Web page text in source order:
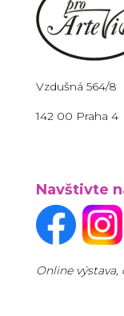
Vzdušná 564/8
142 00 Praha 4
Navštivte
Online výstava,